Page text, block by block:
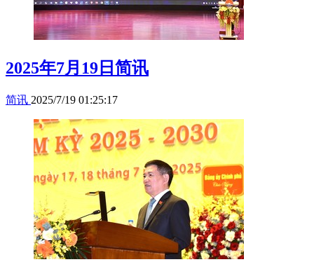
2025年7月19日简讯
简讯 2025/7/19 01:25:17